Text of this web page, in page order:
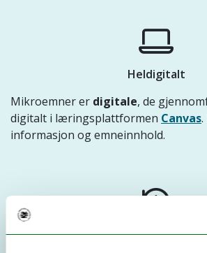
Heldigitalt
Mikroemner er digitale, de
digitalt i læringsplattformen Canvas
informasjon og emneinnhold.
Studer når du vil